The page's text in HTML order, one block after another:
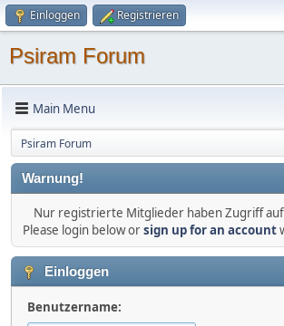
Einloggen Registrieren
Psiram Forum
Main Menu
Psiram Forum
Warnung!
Nur registrierte Mitglieder haben Zugriff
Please login below orsign up for an account
Einloggen
Benutzername: